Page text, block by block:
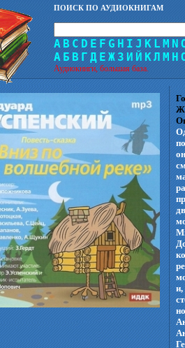
ПОИСК ПО АУДИОКНИГАМ
A B C D E F G H I J K L M N
А Б В Г Д Е Ж З И Й КЛ М Н
Аудиокниги, большая база.
и,